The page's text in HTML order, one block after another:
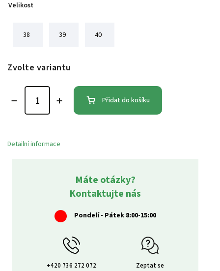
Velikost
38 39 40
Zvolte variantu
Přidat do košíku
Detailní informace
Máte otázky?
Kontaktujte nás
Pondelí - Pátek 8:00-15:00
+420 736 272 072 Zeptat se